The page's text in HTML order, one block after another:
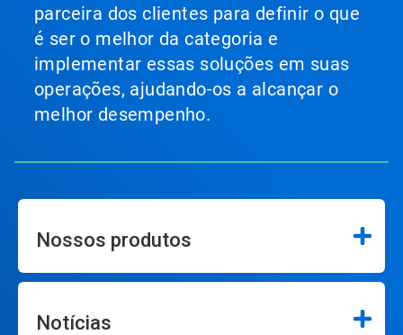
parceira dos clientes para definir o que
é ser o melhor da categoria e
implementar essas soluções em suas
operações, ajudando-os a alcançar o
melhor desempenho.
Nossos produtos
Notícias